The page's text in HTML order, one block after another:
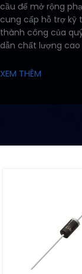
cầu để mở rộng
cung cấp hỗ trợ kỹ
thành công của
dẫn chất lượng
XEM THÊM